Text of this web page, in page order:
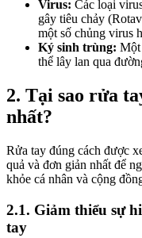
Virus: Các loại
gây tiêu chảy
một số chủng virus
Ký sinh trùng: Một
thể lây lan qua
2. Tại sao rửa
nhất?
Rửa tay đúng cách được
quả và đơn giản nhất để
khỏe cá nhân và cộng
2.1. Giảm thiểu sự
tay